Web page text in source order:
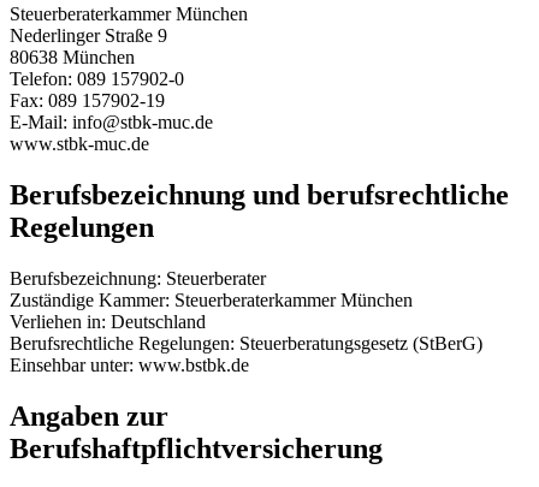
Steuerberaterkammer München
Nederlinger Straße 9
80638 München
Telefon: 089 157902-0
Fax: 089 157902-19
E-Mail: info@stbk-muc.de
www.stbk-muc.de
Berufsbezeichnung und berufsrechtliche
Regelungen
Berufsbezeichnung: Steuerberater
Zuständige Kammer: Steuerberaterkammer München
Verliehen in: Deutschland
Berufsrechtliche Regelungen: Steuerberatungsgesetz (StBerG)
Einsehbar unter: www.bstbk.de
Angaben zur
Berufshaftpflichtversicherung